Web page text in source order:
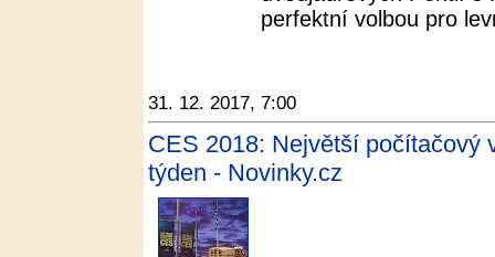
perfektní volbou pro
31. 12. 2017, 7:00
CES 2018: Největší počítačový
týden - Novinky.cz